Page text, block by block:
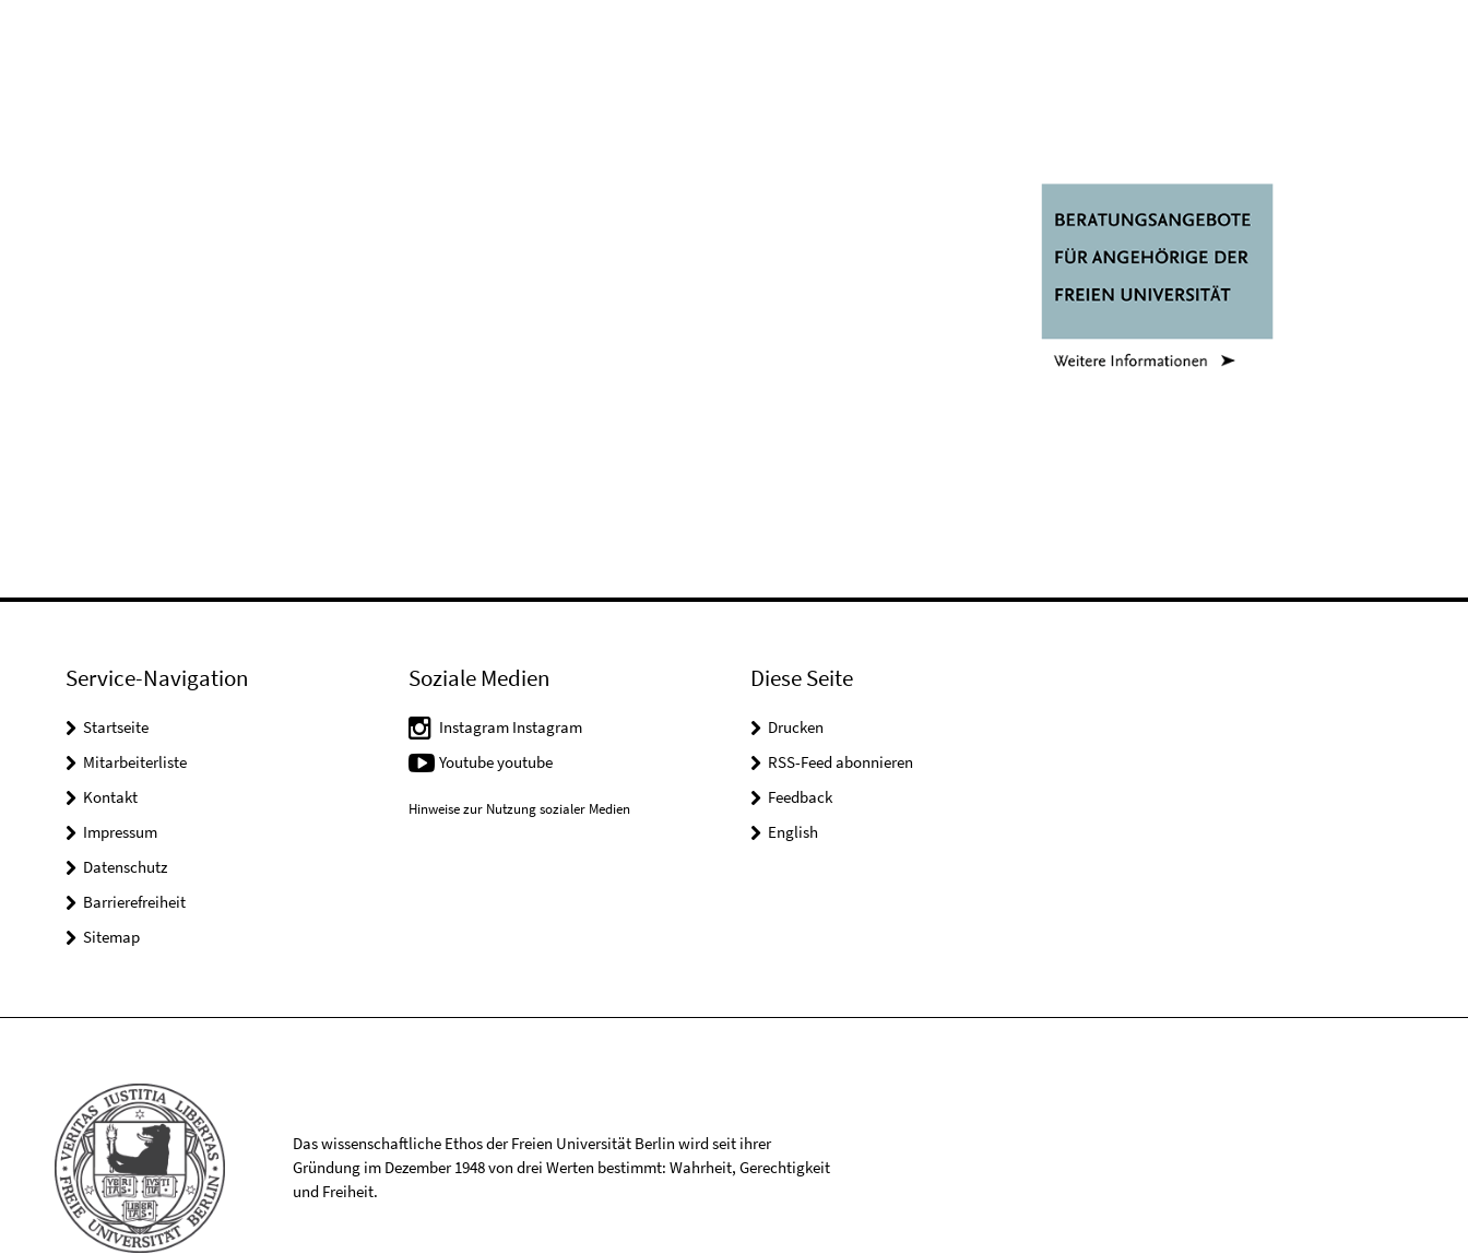
Service-Navigation
Startseite
Mitarbeiterliste
Kontakt
Impressum
Datenschutz
Barrierefreiheit
Sitemap
Soziale Medien
Instagram Instagram
Youtube youtube
Hinweise zur Nutzung sozialer Medien
Diese Seite
Drucken
RSS-Feed abonnieren
Feedback
English
Das wissenschaftliche Ethos der Freien Universität Berlin wird seit ihrer
Gründung im Dezember 1948 von drei Werten bestimmt: Wahrheit, Gerechtigkeit
und Freiheit.